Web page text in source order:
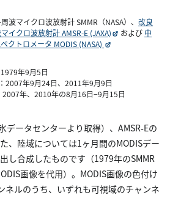
波マイクロ波放射計 SMMR（NASA）、 改良
イクロ波放射計 AMSR-E (JAXA)
および 中
クトロメータ MODIS (NASA)
年9月5日
2007年9月24日、2011年9月9日
2007年、2010年の8月16日−9月15日
データセンターより取得）、AMSR-Eの
、陸域については1ヶ月間のMODISデー
し合成したものです（1979年のSMMR
画像を代用）。MODIS画像の色付け
ネルのうち、いずれも可視域のチャンネ